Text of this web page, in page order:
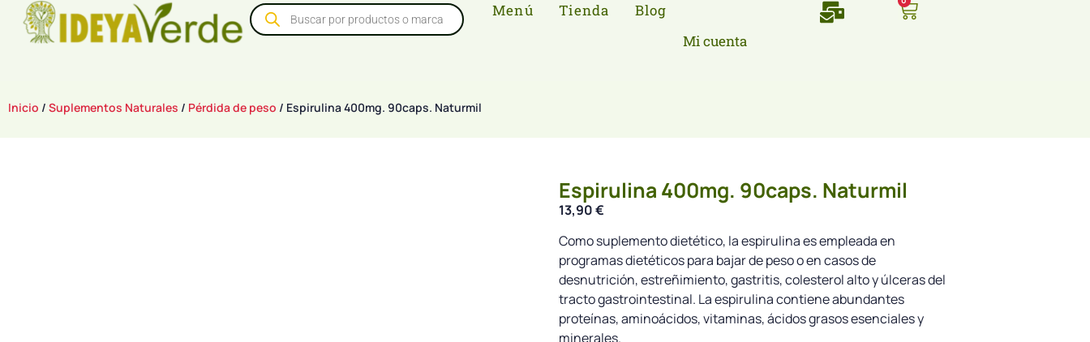
Menú Tienda
Blog
Mi cuenta
Inicio / Suplementos Naturales / Pérdida de peso / Espirulina 400mg. 90caps. Naturmil
Espirulina 400mg. 90caps. Naturmil
13,90€
Como suplemento dietético, la espirulina es empleada en
programas dietéticos para bajar de peso o en casos de
desnutrición, estreñimiento, gastritis, colesterol alto y úlceras del
tracto gastrointestinal. La espirulina contiene abundantes
proteínas, aminoácidos, vitaminas, ácidos grasos esenciales y
minerales.